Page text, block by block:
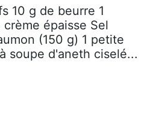
10 g de beurre 1
épaisse Sel
(150 g) 1 petite
soupe d'aneth ciselé...